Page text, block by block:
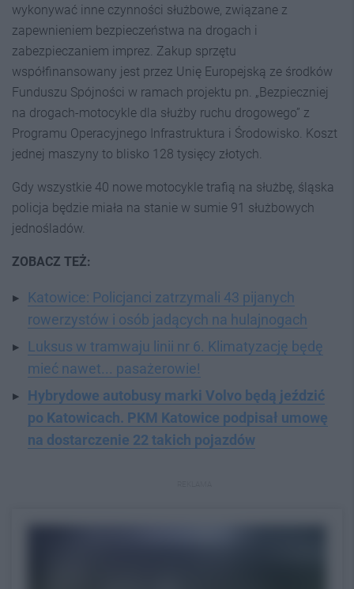
wykonywać inne czynności służbowe, związane z
zapewnieniem bezpieczeństwa na drogach i
zabezpieczaniem imprez. Zakup sprzętu
współfinansowany jest przez Unię Europejską ze środków
Funduszu Spójności w ramach projektu pn. „Bezpieczniej
na drogach-motocykle dla służby ruchu drogowego” z
Programu Operacyjnego Infrastruktura i Środowisko. Koszt
jednej maszyny to blisko 128 tysięcy złotych.
Gdy wszystkie 40 nowe motocykle trafią na służbę, śląska
policja będzie miała na stanie w sumie 91 służbowych
jednośladów.
ZOBACZ TEŻ:
Katowice: Policjanci zatrzymali 43 pijanych
rowerzystów i osób jadących na hulajnogach
Luksus w tramwaju linii nr 6. Klimatyzację będę
mieć nawet... pasażerowie!
Hybrydowe autobusy marki Volvo będą jeździć
po Katowicach. PKM Katowice podpisał umowę
na dostarczenie 22 takich pojazdów